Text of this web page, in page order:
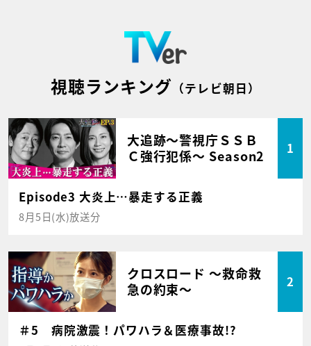
視聴ランキング （テレビ朝日）
大追跡～警視庁ＳＳＢ
Ｃ強行犯係～ Season2
1
Episode3 大炎上…暴走する正義
8月5日(水)放送分
クロスロード ～救命救
急の約束～
2
＃5 病院激震！パワハラ＆医療事故!?